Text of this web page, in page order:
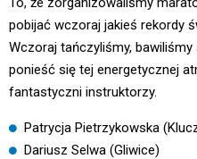
pobijać wczoraj jakieś rekordy
Wczoraj tańczyliśmy,
ponieść się tej energetycznej
fantastyczni instruktorzy.
Patrycja Pietrzykowska
Dariusz Selwa (Gliwice)